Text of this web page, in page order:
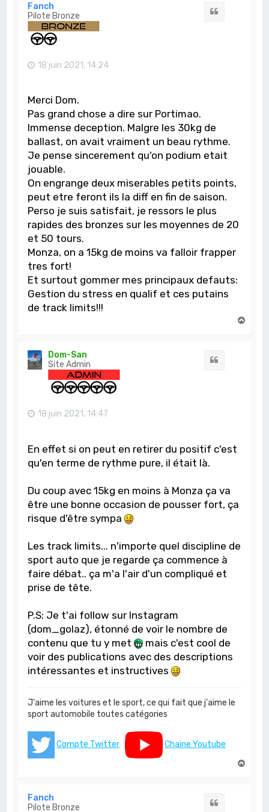
Fanch
Pilote Bronze
18 juin 2021, 14:24
Merci Dom.
Pas grand chose a dire sur Portimao.
Immense deception. Malgre les 30kg de
ballast, on avait vraiment un beau rythme.
Je pense sincerement qu'on podium etait
jouable.
On engrange deux miserables petits points,
peut etre feront ils la diff en fin de saison.
Perso je suis satisfait, je ressors le plus
rapides des bronzes sur les moyennes de 20
et 50 tours.
Monza, on a 15kg de moins va falloir frapper
tres fort!
Et surtout gommer mes principaux defauts:
Gestion du stress en qualif et ces putains
de track limits!!!
Dom-San
Site Admin
18 juin 2021, 14:47
En effet si on peut en retirer du positif c'est
qu'en terme de rythme pure, il était là.
Du coup avec 15kg en moins à Monza ça va
être une bonne occasion de pousser fort, ça
risque d'être sympa
Les track limits... n'importe quel discipline de
sport auto que je regarde ça commence à
faire débat.. ça m'a l'air d'un compliqué et
prise de tête.
P.S: Je t'ai follow sur Instagram
(dom_golaz), étonné de voir le nombre de
contenu que tu y met
mais c'est cool de
voir des publications avec des descriptions
intéressantes et instructives
J'aime les voitures et le sport, ce qui fait que j'aime le
sport automobile toutes catégories
Compte Twitter
Chaine Youtube
Fanch
Pilote Bronze